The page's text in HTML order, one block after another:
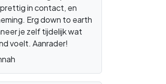
in contact, en
Erg down to earth
je zelf tijdelijk wat
voelt. Aanrader!